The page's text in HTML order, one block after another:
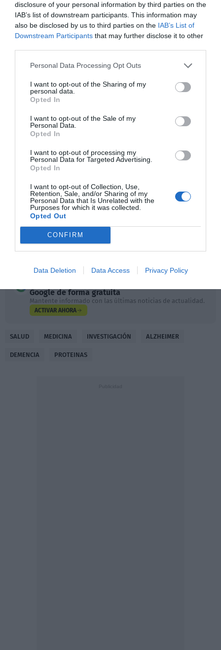
disclosure of your personal information by third parties on the
IAB’s list of downstream participants. This information may
also be disclosed by us to third parties on the IAB’s List of
Downstream Participants that may further disclose it to other
Personal Data Processing Opt Outs
I want to opt-out of the Sharing of my
personal data.
Opted In
I want to opt-out of the Sale of my
Personal Data.
Opted In
I want to opt-out of processing my
Personal Data for Targeted Advertising.
Opted In
I want to opt-out of Collection, Use,
Retention, Sale, and/or Sharing of my
Personal Data that Is Unrelated with the
Purposes for which it was collected.
Opted Out
CONFIRM
Data Deletion Data Access Privacy Policy
necesarias para el correcto funcionamiento celular, por lo
que las células cuentan con un sistema de vigilancia
natural que identifica y destruye estas proteínas con mal
que las proteínas mal plegadas, en concreto las proteínas
Abeta y tau, sólo eran disruptivas cuando se agrupaban en
amiloides.
plegadas, no formar amiloides y aun así ser problemáticas"
, augura Fried. "Y esto sugiere que estas proteínas mal
plegadas tienen formas de evadir este sistema de vigilancia
celular".
Pero exactamente cómo esas proteínas mal plegadas
logran evadir el sistema de seguridad de la célula sigue
siendo un misterio. A continuación, el equipo planea
observar proteínas mal plegadas bajo microscopios de alta
resolución para obtener una imagen más detallada de
cómo lucen sus deformidades a nivel molecular.
Google de forma gratuita
Mantente informado con las últimas noticias de actualidad.
ACTIVAR AHORA
SALUD MEDICINA INVESTIGACIÓN ALZHEIMER
DEMENCIA PROTEINAS